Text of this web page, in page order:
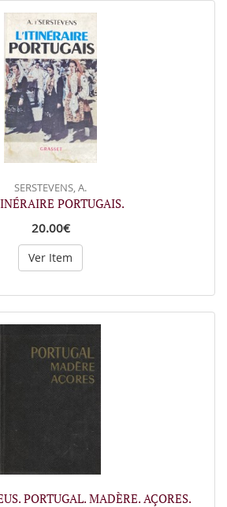
SERSTEVENS, A.
PORTUGAIS.
20.00€
Ver Item
PORTUGAL. MADÈRE. AÇORES.